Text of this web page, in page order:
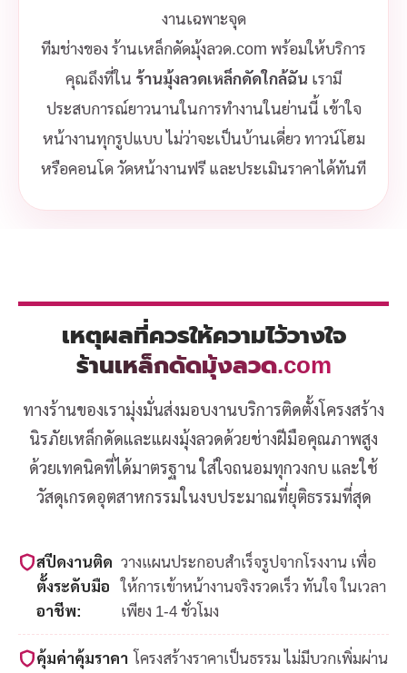
งานเฉพาะจุด
ทีมช่างของ ร้านเหล็กดัดมุ้งลวด.com พร้อมให้บริการ
คุณถึงที่ใน ร้านมุ้งลวดเหล็กดัดใกล้ฉัน เรามี
ประสบการณ์ยาวนานในการทำงานในย่านนี้ เข้าใจ
หน้างานทุกรูปแบบ ไม่ว่าจะเป็นบ้านเดี่ยว ทาวน์โฮม
หรือคอนโด วัดหน้างานฟรี และประเมินราคาได้ทันที
เหตุผลที่ควรให้ความไว้วางใจ
ร้านเหล็กดัดมุ้งลวด.com
ทางร้านของเรามุ่งมั่นส่งมอบงานบริการติดตั้งโครงสร้าง
นิรภัยเหล็กดัดและแผงมุ้งลวดด้วยช่างฝีมือคุณภาพสูง
ด้วยเทคนิคที่ได้มาตรฐาน ใส่ใจถนอมทุกวงกบ และใช้
วัสดุเกรดอุตสาหกรรมในงบประมาณที่ยุติธรรมที่สุด
สปีดงานติด
ตั้งระดับมือ
อาชีพ:
วางแผนประกอบสำเร็จรูปจากโรงงาน เพื่อ
ให้การเข้าหน้างานจริงรวดเร็ว ทันใจ ในเวลา
เพียง 1-4 ชั่วโมง
คุ้มค่าคุ้มราคา โครงสร้างราคาเป็นธรรม ไม่มีบวกเพิ่มผ่าน